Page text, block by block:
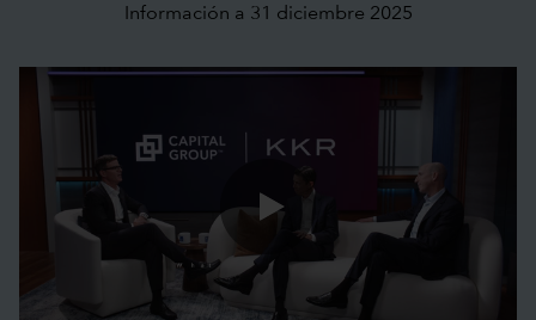
Información a 31 diciembre 2025
0:00 / 1:09